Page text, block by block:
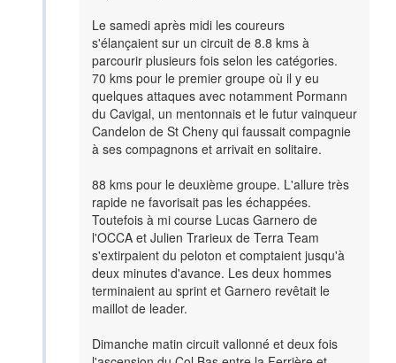
Le samedi après midi les coureurs
s'élançaient sur un circuit de 8.8 kms à
parcourir plusieurs fois selon les catégories.
70 kms pour le premier groupe où il y eu
quelques attaques avec notamment Pormann
du Cavigal, un mentonnais et le futur vainqueur
Candelon de St Cheny qui faussait compagnie
à ses compagnons et arrivait en solitaire.
88 kms pour le deuxième groupe. L'allure très
rapide ne favorisait pas les échappées.
Toutefois à mi course Lucas Garnero de
l'OCCA et Julien Trarieux de Terra Team
s'extirpaient du peloton et comptaient jusqu'à
deux minutes d'avance. Les deux hommes
terminaient au sprint et Garnero revêtait le
maillot de leader.
Dimanche matin circuit vallonné et deux fois